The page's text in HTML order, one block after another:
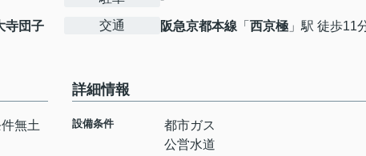
寺団子
交通
阪急京都本線 「 西京極 」駅 徒歩11
無土
詳細情報
設備条件
都市ガス
公営水道